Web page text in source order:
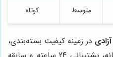
متوسط کوتاه
آزادی در زمینه کیفیت بسته‌بندی،